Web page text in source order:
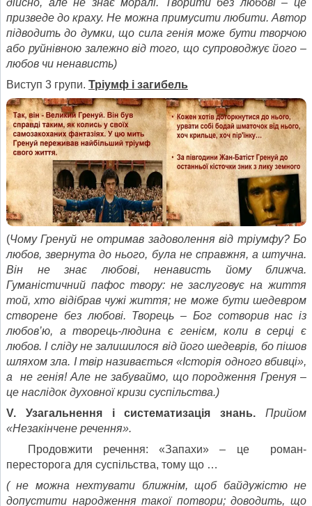
дійсно, але не знає моралі. Творити без любові – це
призведе до краху. Не можна примусити любити. Автор
підводить до думки, що сила генія може бути творчою
або руйнівною залежно від того, що супроводжує його –
любов чи ненависть)
Виступ 3 групи. Тріумф і загибель
(Чому Гренуй не отримав задоволення від тріумфу? Бо
любов, звернута до нього, була не справжня, а штучна.
Він не знає любові, ненависть йому ближча.
Гуманістичний пафос твору: не заслуговує на життя
той, хто відібрав чужі життя; не може бути шедевром
створене без любові. Творець – Бог сотворив нас із
любов’ю, а творець-людина є генієм, коли в серці є
любов. І сліду не залишилося від його шедеврів, бо пішов
шляхом зла. І твір називається «Історія одного вбивці»,
а не генія! Але не забуваймо, що породження Гренуя –
це наслідок духовної кризи суспільства.)
V. Узагальнення і систематизація знань.Прийом
«Незакінчене речення».
Продовжити речення: «Запахи» – це роман-
пересторога для суспільства, тому що …
( не можна нехтувати ближнім, щоб байдужістю не
допустити народження такої потвори; доводить, що